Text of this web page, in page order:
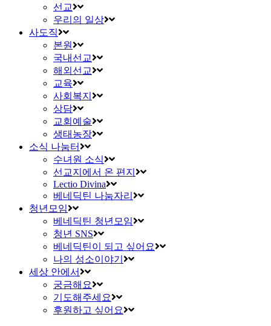
선교
우리의 일상
사도직
본원
국내선교
해외선교
교육
사회복지
상담
교회예술
생태농장
소식 나눔터
수녀원 소식
선교지에서 온 편지
Lectio Divina
베네딕틴 나눔자리
청년모임
베네딕틴 청년모임
청년 SNS
베네딕틴이 되고 싶어요
나의 성소이야기
세상 안에서
궁금해요
기도해주세요
후원하고 싶어요